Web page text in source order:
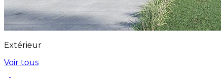
Extérieur
Voir tous